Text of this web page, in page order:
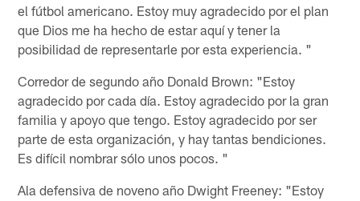
el fútbol americano. Estoy muy agradecido por el plan
que Dios me ha hecho de estar aquí y tener la
posibilidad de representarle por esta experiencia. "
Corredor de segundo año Donald Brown: "Estoy
agradecido por cada día. Estoy agradecido por la gran
familia y apoyo que tengo. Estoy agradecido por ser
parte de esta organización, y hay tantas bendiciones.
Es difícil nombrar sólo unos pocos. "
Ala defensiva de noveno año Dwight Freeney: "Estoy